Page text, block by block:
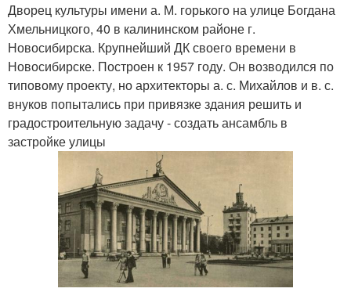
Дворец культуры имени а. М. горького на улице Богдана
Хмельницкого, 40 в калининском районе г.
Новосибирска. Крупнейший ДК своего времени в
Новосибирске. Построен к 1957 году. Он возводился по
типовому проекту, но архитекторы а. с. Михайлов и в. с.
внуков попытались при привязке здания решить и
градостроительную задачу - создать ансамбль в
застройке улицы